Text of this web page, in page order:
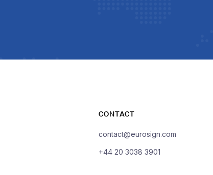
CONTACT
contact@eurosign.com
+44 20 3038 3901